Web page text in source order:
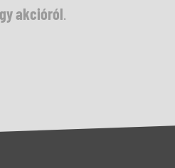
akcióról